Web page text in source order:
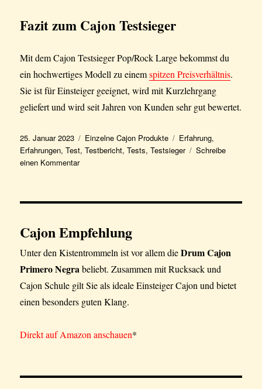
Fazitzum Cajon Testsieger
Mit dem Cajon Testsieger Pop/Rock Large bekommst du
ein hochwertiges Modell zu einemspitzen Preisverhältnis.
Sie ist für Einsteiger geeignet, wird mit Kurzlehrgang
geliefert und wird seit Jahren von Kunden sehr gut bewertet.
Veröffentlicht
am
25. Januar 2023 Kategorien
Einzelne Cajon Produkte Schlagwörter
Erfahrung,
Erfahrungen,Test,Testbericht,Tests,Testsieger
Schreibe
einen Kommentarzu
Cajon Empfehlung
Unter den Kistentrommeln ist vor allem dieDrum Cajon
Primero Negrabeliebt. Zusammen mit Rucksack und
Cajon Schule gilt Sie als ideale Einsteiger Cajon und bietet
einen besonders guten Klang.
Direkt auf Amazon anschauen*